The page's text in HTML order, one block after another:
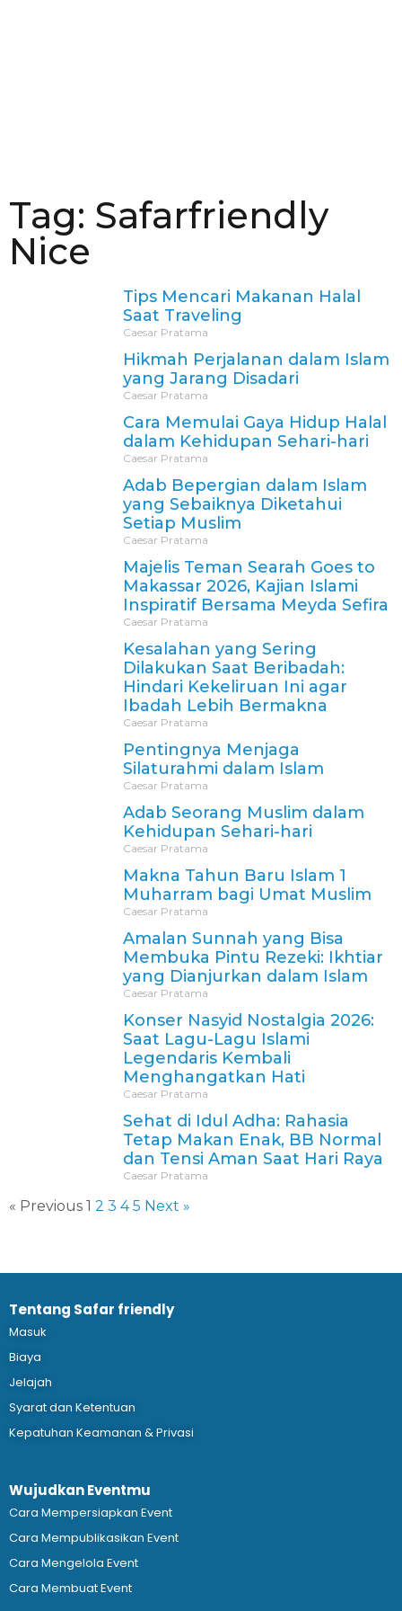
Tag: Safarfriendly
Nice
Tips Mencari Makanan Halal
Saat Traveling
Caesar Pratama
Hikmah Perjalanan dalam Islam
yang Jarang Disadari
Caesar Pratama
Cara Memulai Gaya Hidup Halal
dalam Kehidupan Sehari-hari
Caesar Pratama
Adab Bepergian dalam Islam
yang Sebaiknya Diketahui
Setiap Muslim
Caesar Pratama
Majelis Teman Searah Goes to
Makassar 2026, Kajian Islami
Inspiratif Bersama Meyda Sefira
Caesar Pratama
Kesalahan yang Sering
Dilakukan Saat Beribadah:
Hindari Kekeliruan Ini agar
Ibadah Lebih Bermakna
Caesar Pratama
Pentingnya Menjaga
Silaturahmi dalam Islam
Caesar Pratama
Adab Seorang Muslim dalam
Kehidupan Sehari-hari
Caesar Pratama
Makna Tahun Baru Islam 1
Muharram bagi Umat Muslim
Caesar Pratama
Amalan Sunnah yang Bisa
Membuka Pintu Rezeki: Ikhtiar
yang Dianjurkan dalam Islam
Caesar Pratama
Konser Nasyid Nostalgia 2026:
Saat Lagu-Lagu Islami
Legendaris Kembali
Menghangatkan Hati
Caesar Pratama
Sehat di Idul Adha: Rahasia
Tetap Makan Enak, BB Normal
dan Tensi Aman Saat Hari Raya
Caesar Pratama
« Previous 1 2 3 4 5 Next »
Tentang Safar friendly
Masuk
Biaya
Jelajah
Syarat dan Ketentuan
Kepatuhan Keamanan & Privasi
Wujudkan Eventmu
Cara Mempersiapkan Event
Cara Mempublikasikan Event
Cara Mengelola Event
Cara Membuat Event